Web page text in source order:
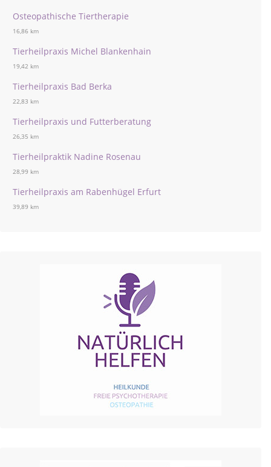
Osteopathische Tiertherapie
16,86 km
Tierheilpraxis Michel Blankenhain
19,42 km
Tierheilpraxis Bad Berka
22,83 km
Tierheilpraxis und Futterberatung
26,35 km
Tierheilpraktik Nadine Rosenau
28,99 km
Tierheilpraxis am Rabenhügel Erfurt
39,89 km